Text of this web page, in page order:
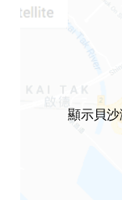
顯示貝